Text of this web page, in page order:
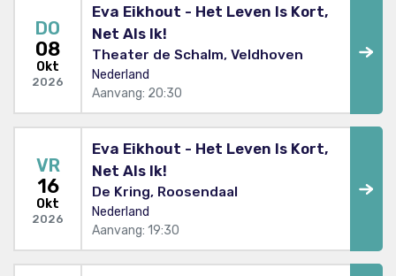
DO
08
Okt
2026
Eva Eikhout - Het Leven Is Kort,
Net Als Ik!
Theater de Schalm, Veldhoven
Nederland
Aanvang: 20:30
VR
16
Okt
2026
Eva Eikhout - Het Leven Is Kort,
Net Als Ik!
De Kring, Roosendaal
Nederland
Aanvang: 19:30